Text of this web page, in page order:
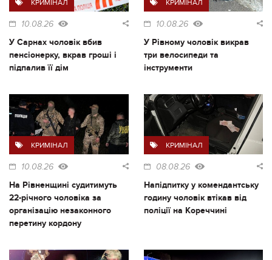
КРИМІНАЛ
10.08.26
У Сарнах чоловік вбив
пенсіонерку, вкрав гроші і
підпалив її дім
КРИМІНАЛ
10.08.26
У Рівному чоловік викрав
три велосипеди та
інструменти
КРИМІНАЛ
10.08.26
На Рівненщині судитимуть
22-річного чоловіка за
організацію незаконного
перетину кордону
КРИМІНАЛ
08.08.26
Напідпитку у комендантську
годину чоловік втікав від
поліції на Кореччині